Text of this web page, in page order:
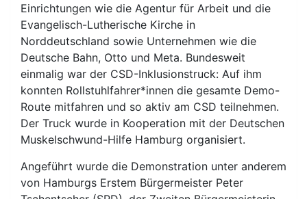
Einrichtungen wie die Agentur für Arbeit und die
Evangelisch-Lutherische Kirche in
Norddeutschland sowie Unternehmen wie die
Deutsche Bahn, Otto und Meta. Bundesweit
einmalig war der CSD-Inklusionstruck: Auf ihm
konnten Rollstuhlfahrer*innen die gesamte Demo-
Route mitfahren und so aktiv am CSD teilnehmen.
Der Truck wurde in Kooperation mit der Deutschen
Muskelschwund-Hilfe Hamburg organisiert.
Angeführt wurde die Demonstration unter anderem
von Hamburgs Erstem Bürgermeister Peter